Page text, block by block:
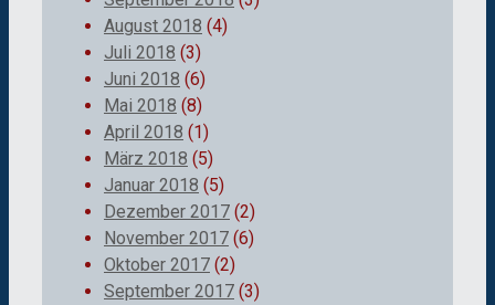
August 2018 (4)
Juli 2018 (3)
Juni 2018 (6)
Mai 2018 (8)
April 2018 (1)
März 2018 (5)
Januar 2018 (5)
Dezember 2017 (2)
November 2017 (6)
Oktober 2017 (2)
September 2017 (3)